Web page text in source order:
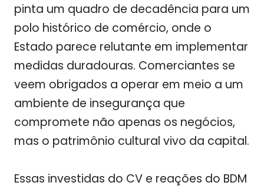
pinta um quadro de decadência para um
polo histórico de comércio, onde o
Estado parece relutante em implementar
medidas duradouras. Comerciantes se
veem obrigados a operar em meio a um
ambiente de insegurança que
compromete não apenas os negócios,
mas o patrimônio cultural vivo da capital.
Essas investidas do CV e reações do BDM